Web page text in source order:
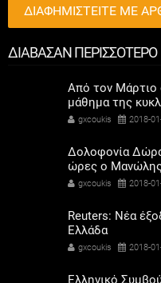
ΔΙΑΦΗΜΙΣΤΕΙΤΕ ΜΕ
ΔΙΑΒΑΣΑΝ ΠΕΡΙΣΣΟΤΕΡΟ
Από τον Μάρτιο
μάθημα της
gxcoukis 2018-
Δολοφονία
ώρες ο Μανώλης
«συμβόλαιο
gxcoukis 2018-
Reuters: Νέα
Ελλάδα
gxcoukis 2018-
Ελληνικό